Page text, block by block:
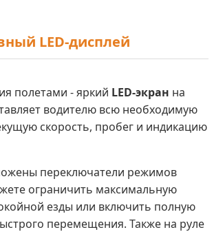
LED-дисплей
полетами - яркий LED-экран на
водителю всю необходимую
скорость, пробег и индикацию
переключатели режимов
ограничить максимальную
езды или включить полную
перемещения. Также на руле